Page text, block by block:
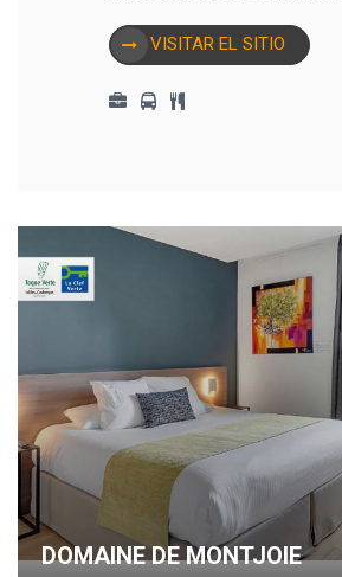
VISITAR EL SITIO
DOMAINE DE MONTJOIE